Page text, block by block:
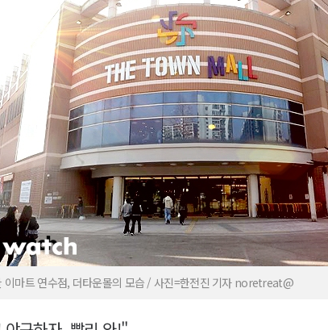
이마트 연수점, 더타운몰의 모습 / 사진=한전진 기자 noretreat@